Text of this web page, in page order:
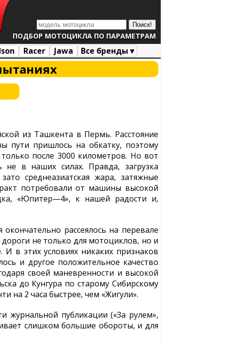
ПОДБОР МОТОЦИКЛА ПО ПАРАМЕТРАМ
Racer Jawa
Все бренды ▾
из Ташкента в Пермь. Расстояние
пути пришлось на обкатку, поэтому
после 3000 километров. Но вот
не в наших силах. Правда, загрузка
среднеазиатская жара, затяжные
потребовали от машины высокой
«Юпитер—4», к нашей радости и,
рассеялось на перевале
не только для мотоциклов, но и
в этих условиях никаких признаков
и другое положительное качество
своей маневренности и высокой
до Кунгура по старому Сибирскому
на 2 часа быстрее, чем «Жигули».
журнальной публикации («За рулем»,
слишком большие обороты, и для